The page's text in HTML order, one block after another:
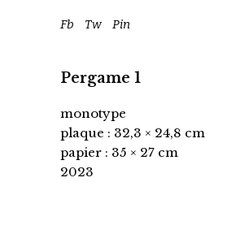
Pergame 1
monotype
plaque : 32,3 × 24,8 cm
papier : 35 × 27 cm
2023
Fb Tw Pin